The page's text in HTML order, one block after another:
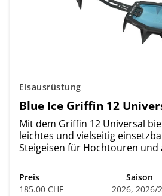
Eisausrüstung
Blue Ice Griffin 12
Mit dem Griffin 12 Universal
leichtes und vielseitig
Steigeisen für Hochtouren und
Preis
185.00 CHF
Saison
2026, 2026/